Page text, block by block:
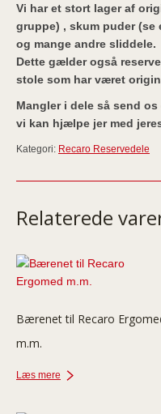
Vi har et stort lager af
gruppe) , skum puder
og mange andre sliddele.
Dette gælder også
stole som har været
Mangler i dele så send
vi kan hjælpe jer med
Kategori: Recaro Reservedele
Relaterede
Bærenet til Recaro
m.m.
Læs mere